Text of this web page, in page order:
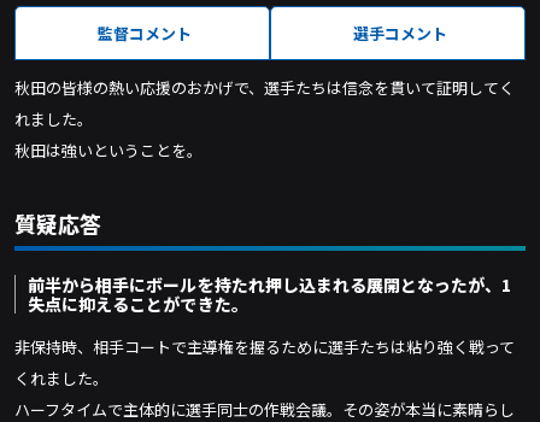
監督コメント 選手コメント
秋田の皆様の熱い応援のおかげで、選手たちは信念を貫いて証明してく
れました。
秋田は強いということを。
質疑応答
前半から相手にボールを持たれ押し込まれる展開となったが、1
失点に抑えることができた。
非保持時、相手コートで主導権を握るために選手たちは粘り強く戦って
くれました。
ハーフタイムで主体的に選手同士の作戦会議。その姿が本当に素晴らし